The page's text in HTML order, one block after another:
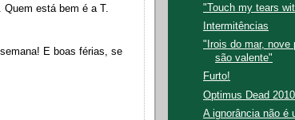
está bem é a T.
E boas férias, se
"Touch my tears
Intermitências
"Irois do mar, nove
são valente"
Furto!
Optimus Dead 2010
A ignorância não é